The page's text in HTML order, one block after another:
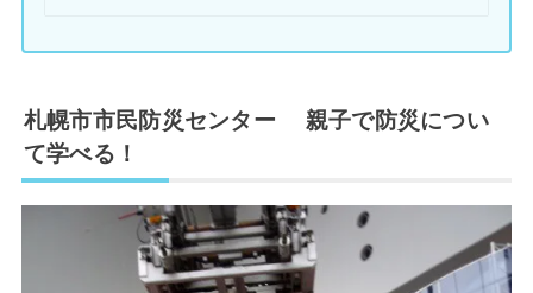
札幌市市民防災センター 親子で防災につい
て学べる！